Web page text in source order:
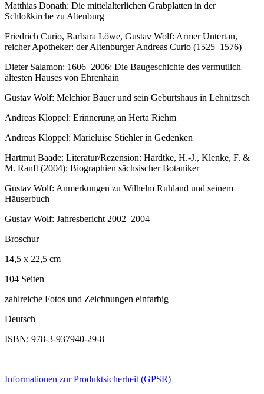
Matthias Donath: Die mittelalterlichen Grabplatten in der
Schloßkirche zu Altenburg
Friedrich Curio, Barbara Löwe, Gustav Wolf: Armer Untertan,
reicher Apotheker: der Altenburger Andreas Curio (1525–1576)
Dieter Salamon: 1606–2006: Die Baugeschichte des vermutlich
ältesten Hauses von Ehrenhain
Gustav Wolf: Melchior Bauer und sein Geburtshaus in Lehnitzsch
Andreas Klöppel: Erinnerung an Herta Riehm
Andreas Klöppel: Marieluise Stiehler in Gedenken
Hartmut Baade: Literatur/Rezension: Hardtke, H.-J., Klenke, F. &
M. Ranft (2004): Biographien sächsischer Botaniker
Gustav Wolf: Anmerkungen zu Wilhelm Ruhland und seinem
Häuserbuch
Gustav Wolf: Jahresbericht 2002–2004
Broschur
14,5 x 22,5 cm
104 Seiten
zahlreiche Fotos und Zeichnungen einfarbig
Deutsch
ISBN: 978-3-937940-29-8
Informationen zur Produktsicherheit (GPSR)